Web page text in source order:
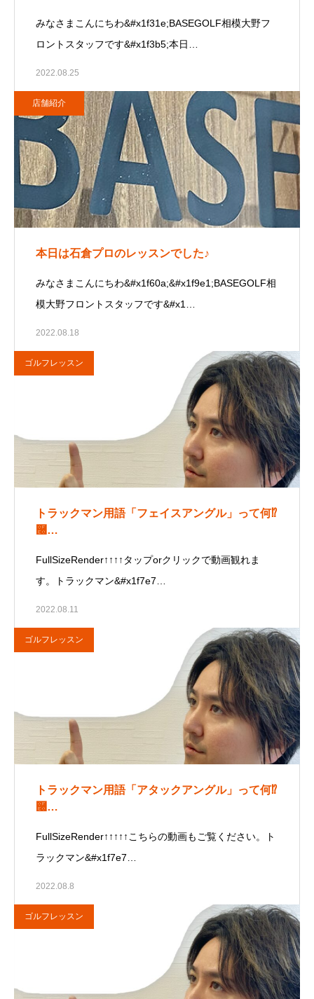
みなさまこんにちわ&#x1f31e;BASEGOLF相模大野フ
ロントスタッフです&#x1f3b5;本日…
2022.08.25
店舗紹介
本日は石倉プロのレッスンでした♪
みなさまこんにちわ&#x1f60a;&#x1f9e1;BASEGOLF相
模大野フロントスタッフです&#x1…
2022.08.18
ゴルフレッスン
トラックマン用語「フェイスアングル」って何⁉
࿠…
FullSizeRender↑↑↑↑タップorクリックで動画観れま
す。トラックマン&#x1f7e7…
2022.08.11
ゴルフレッスン
トラックマン用語「アタックアングル」って何⁉
࿠…
FullSizeRender↑↑↑↑↑こちらの動画もご覧ください。ト
ラックマン&#x1f7e7…
2022.08.8
ゴルフレッスン